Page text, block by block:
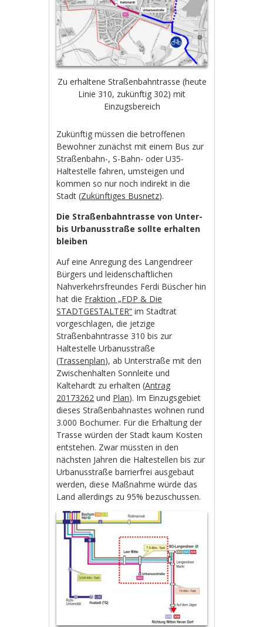
Zu erhaltene Straßenbahntrasse (heute
Linie 310, zukünftig 302) mit
Einzugsbereich
Zukünftig müssen die betroffenen
Bewohner zunächst mit einem Bus zur
Straßenbahn-, S-Bahn- oder U35-
Haltestelle fahren, umsteigen und
kommen so nur noch indirekt in die
Stadt (Zukünftiges Busnetz).
Die Straßenbahntrasse von Unter-
bis Urbanusstraße sollte erhalten
bleiben
Auf eine Anregung des Langendreer
Bürgers und leidenschaftlichen
Nahverkehrsfreundes Ferdi Büscher hin
hat die Fraktion „FDP & Die
STADTGESTALTER“ im Stadtrat
vorgeschlagen, die jetzige
Straßenbahntrasse 310 bis zur
Haltestelle Urbanusstraße
(Trassenplan), ab Unterstraße mit den
Zwischenhalten Sonnleite und
Kaltehardt zu erhalten (Antrag
20173262 und Plan). Im Einzugsgebiet
dieses Straßenbahnastes wohnen rund
3.000 Bochumer. Für die Erhaltung der
Trasse würden der Stadt kaum Kosten
entstehen. Zwar müssten in den
nächsten Jahren die Haltestellen bis zur
Urbanusstraße barrierfrei ausgebaut
werden, diese Maßnahme würde das
Land allerdings zu 95% bezuschussen.